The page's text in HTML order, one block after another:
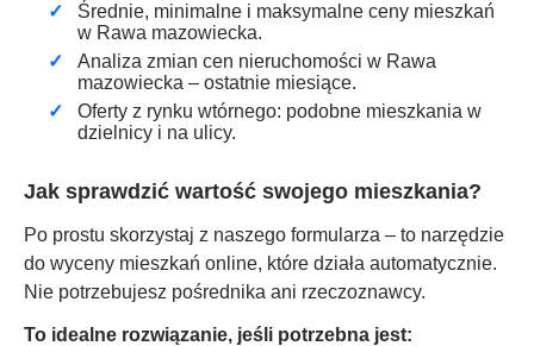
Średnie, minimalne i maksymalne ceny mieszkań
w Rawa mazowiecka.
Analiza zmian cen nieruchomości w Rawa
mazowiecka – ostatnie miesiące.
Oferty z rynku wtórnego: podobne mieszkania w
dzielnicy i na ulicy.
Jak sprawdzić wartość swojego mieszkania?
Po prostu skorzystaj z naszego formularza – to narzędzie
do wyceny mieszkań online, które działa automatycznie.
Nie potrzebujesz pośrednika ani rzeczoznawcy.
To idealne rozwiązanie, jeśli potrzebna jest: